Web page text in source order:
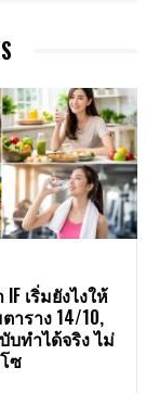
เริ่มยังไงให้
าราง 14/10,
บทำได้จริง ไม่
ซ